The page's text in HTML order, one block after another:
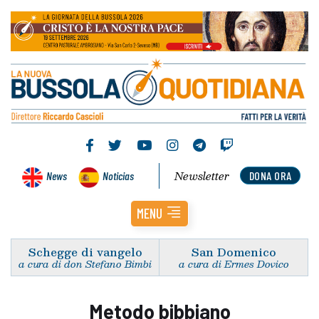
News Noticias DONA ORA
Newsletter
MENU
Schegge di vangelo
a cura di don Stefano Bimbi
San Domenico
a cura di Ermes Dovico
Metodo bibbiano